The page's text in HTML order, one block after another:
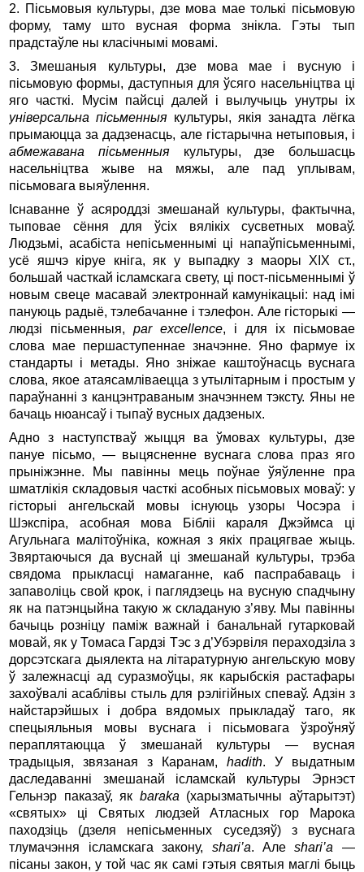
2. Пісьмовыя культуры, дзе мова мае толькі пісьмовую
форму, таму што вусная форма знікла. Гэты тып
прадстаўле ны класічнымі мовамі.
3. Змешаныя культуры, дзе мова мае і вусную і
пісьмовую формы, даступныя для ўсяго насельніцтва ці
яго часткі. Мусім пайсці далей і вылучыць унутры іх
універсальна пісьменныя культуры, якія занадта лёгка
прымаюцца за дадзенасць, але гістарычна нетыповыя, і
абмежавана пісьменныякультуры, дзе большасць
насельніцтва жыве на мяжы, але пад уплывам,
пісьмовага выяўлення.
Існаванне ў асяроддзі змешанай культуры, фактычна,
тыповае сёння для ўсіх вялікіх сусветных моваў.
Людзьмі, асабіста непісьменнымі ці напаўпісьменнымі,
усё яшчэ кіруе кніга, як у выпадку з маоры XIX ст.,
большай часткай ісламскага свету, ці пост-пісьменнымі ў
новым свеце масавай электроннай камунікацыі: над імі
пануюць радыё, тэлебачанне і тэлефон. Але гісторыкі —
людзі пісьменныя,par excellence, і для іх пісьмовае
слова мае першаступеннае значэнне. Яно фармуе іх
стандарты і метады. Яно зніжае каштоўнасць вуснага
слова, якое атаясамліваецца з утылітарным і простым у
параўнанні з канцэнтраваным значэннем тэксту. Яны не
бачаць нюансаў і тыпаў вусных дадзеных.
Адно з наступстваў жыцця ва ўмовах культуры, дзе
пануе пісьмо, — выцясненне вуснага слова праз яго
прыніжэнне. Мы павінны мець поўнае ўяўленне пра
шматлікія складовыя часткі асобных пісьмовых моваў: у
гісторыі ангельскай мовы існуюць узоры Чосэра і
Шэкспіра, асобная мова Бібліі караля Джэймса ці
Агульнага малітоўніка, кожная з якіх працягвае жыць.
Звяртаючыся да вуснай ці змешанай культуры, трэба
свядома прыкласці намаганне, каб паспрабаваць і
запаволіць свой крок, і паглядзець на вусную спадчыну
як на патэнцыйна такую ж складаную з’яву. Мы павінны
бачыць розніцу паміж важнай і банальнай гутарковай
мовай, як у Томаса Гардзі Тэс з д’Убэрвіля пераходзіла з
дорсэтскага дыялекта на літаратурную ангельскую мову
ў залежнасці ад суразмоўцы, як карыбскія растафары
захоўвалі асаблівы стыль для рэлігійных спеваў. Адзін з
найстарэйшых і добра вядомых прыкладаў таго, як
спецыяльныя мовы вуснага і пісьмовага ўзроўняў
пераплятаюцца ў змешанай культуры — вусная
традыцыя, звязаная з Каранам, hadith. У выдатным
даследаванні змешанай ісламскай культуры Эрнэст
Гельнэр паказаў, як baraka (харызматычны аўтарытэт)
«святых» ці Святых людзей Атласных гор Марока
паходзіць (дзеля непісьменных суседзяў) з вуснага
тлумачэння ісламскага закону, shari’a. Алеshari’a —
пісаны закон, у той час як самі гэтыя святыя маглі быць